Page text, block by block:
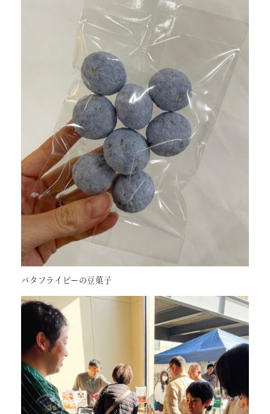
バタフライピーの豆菓子